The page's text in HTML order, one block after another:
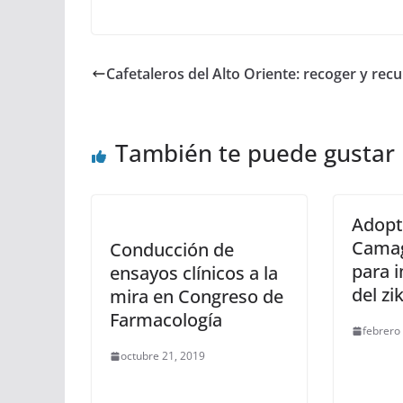
Cafetaleros del Alto Oriente: recoger y
También te puede gustar
Conducción de
ensayos clínicos a la
mira en Congreso de
Farmacología
octubre 21, 2019
para
del
febrero